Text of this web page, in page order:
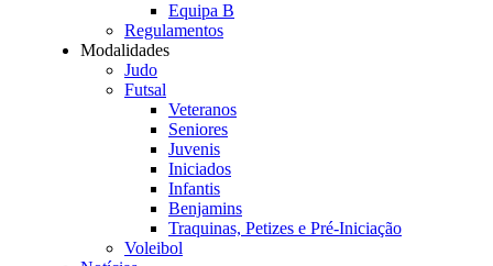
Equipa B
Regulamentos
Modalidades
Judo
Futsal
Veteranos
Seniores
Juvenis
Iniciados
Infantis
Benjamins
Traquinas, Petizes e Pré-Iniciação
Voleibol